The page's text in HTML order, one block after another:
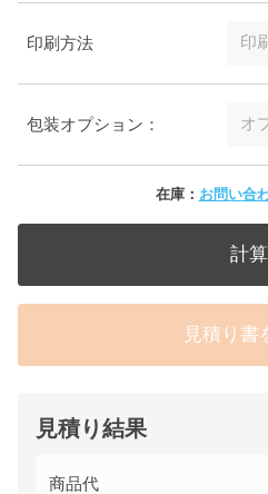
印刷方法
包装オプション：
在庫： お問い合
計算
見積り書
見積り結果
商品代